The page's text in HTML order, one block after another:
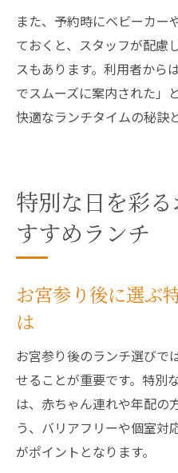
また、予約時にベビーカー
ておくと、スタッフが配慮
スもあります。利用者から
でスムーズに案内された」
快適なランチタイムの秘訣
特別な日を彩
すすめランチ
お宮参り後に選ぶ
は
お宮参り後のランチ選びで
せることが重要です。特別
は、赤ちゃん連れや年配の
う、バリアフリーや個室対
がポイントとなります。